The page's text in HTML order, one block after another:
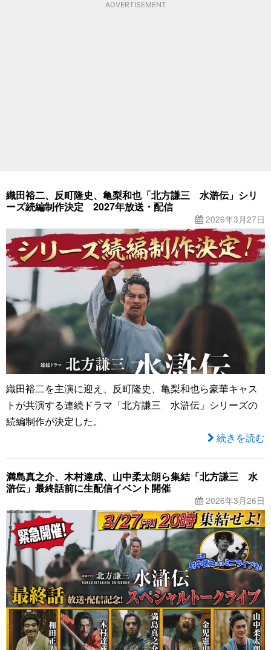
ADVERTISEMENT
織田裕二、反町隆史、亀梨和也「北方謙三 水滸伝」シリ
ーズ続編制作決定 2027年放送・配信
2026年3月27日
織田裕二を主演に迎え、反町隆史、亀梨和也ら豪華キャス
トが共演する連続ドラマ「北方謙三 水滸伝」シリーズの
続編制作が決定した。
続きを読む
満島真之介、木村達成、山中柔太朗ら集結「北方謙三 水
滸伝」最終話前に生配信イベント開催
2026年3月26日